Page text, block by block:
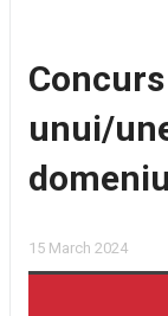
unui/
15 March 2024